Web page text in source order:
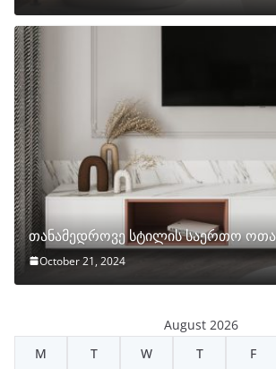
თანამედროვე სტილის საერთო
October 21, 2024
August 2026
M
T W T F